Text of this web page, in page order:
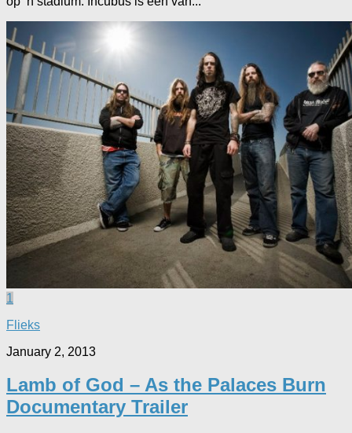
1
Flieks
January 2, 2013
Lamb of God – As the Palaces Burn
Documentary Trailer